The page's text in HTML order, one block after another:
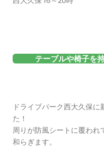
テーブルや椅子を
ドライブパーク西大久保
た！
周りが防風シートに覆わ
和らぎます。